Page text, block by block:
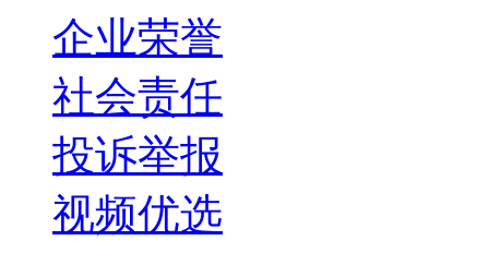
企业荣誉
社会责任
投诉举报
视频优选